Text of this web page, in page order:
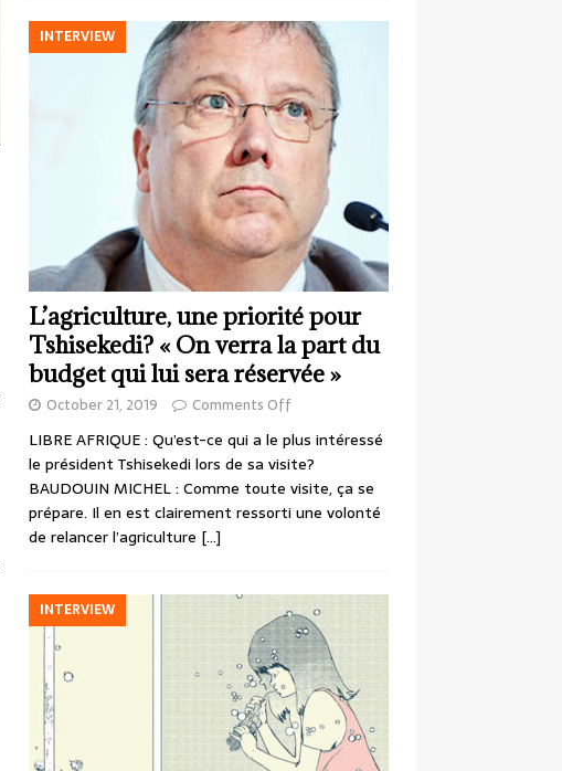
INTERVIEW
L’agriculture, une priorité pour
Tshisekedi? « On verra la part du
budget qui lui sera réservée »
October 21, 2019 Comments Off
LIBRE AFRIQUE : Qu’est-ce qui a le plus intéressé
le président Tshisekedi lors de sa visite?
BAUDOUIN MICHEL : Comme toute visite, ça se
prépare. Il en est clairement ressorti une volonté
de relancer l’agriculture […]
INTERVIEW